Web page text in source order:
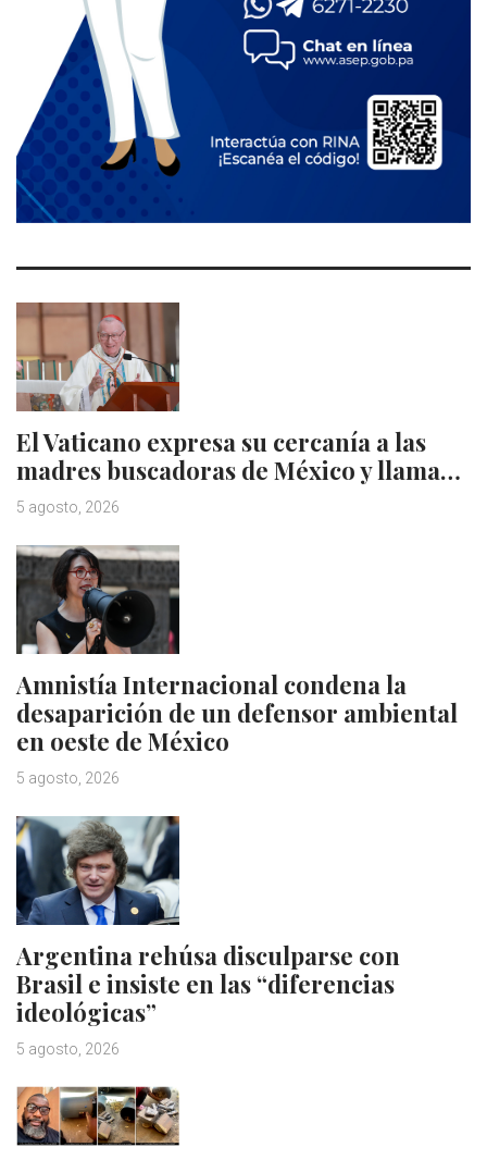
El Vaticano expresa su cercanía a las
madres buscadoras de México y llama…
5 agosto, 2026
Amnistía Internacional condena la
desaparición de un defensor ambiental
en oeste de México
5 agosto, 2026
Argentina rehúsa disculparse con
Brasil e insiste en las “diferencias
ideológicas”
5 agosto, 2026